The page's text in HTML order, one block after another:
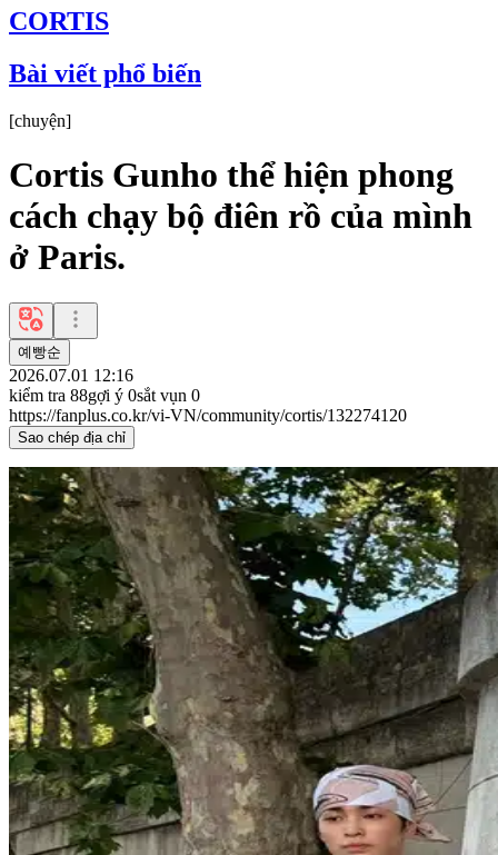
CORTIS
Bài viết phổ biến
[chuyện]
Cortis Gunho thể hiện phong
cách chạy bộ điên rồ của mình
ở Paris.
예빵순
2026.07.01 12:16
kiểm tra 88gợi ý 0sắt vụn 0
https://fanplus.co.kr/vi-VN/community/cortis/132274120
Sao chép địa chỉ